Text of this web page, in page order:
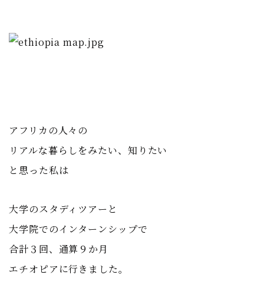
アフリカの人々の
リアルな暮らしをみたい、知りたい
と思った私は
大学のスタディツアーと
大学院でのインターンシップで
合計３回、通算９か月
エチオピアに行きました。